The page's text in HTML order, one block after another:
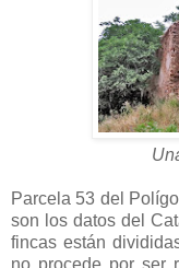
Parcela 53 del
son los datos del
fincas están
no procede por ser